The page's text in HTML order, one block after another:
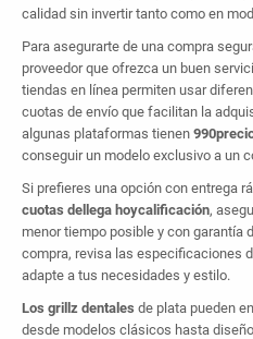
calidad sin invertir tanto como en
Para asegurarte de una compra
proveedor que ofrezca un buen
tiendas en línea permiten usar
cuotas de envío que facilitan la
algunas plataformas tienen
conseguir un modelo exclusivo a un
Si prefieres una opción con entrega
cuotas dellega hoycalificación,
menor tiempo posible y con garantía
compra, revisa las especificaciones
adapte a tus necesidades y estilo.
Los grillz dentales de plata pueden
desde modelos clásicos hasta